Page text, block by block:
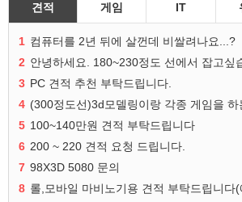
견적 게임 IT
1 컴퓨터를 2년 뒤에 살껀데 비쌀려나요...?
2 안녕하세요. 180~230정도 선에서 잡고싶
3 PC 견적 추천 부탁드립니다.
4
5 100~140만원 견적 부탁드립니다
6 200 ~ 220 견적 요청 드립니다.
7 98X3D 5080 문의
8 롤,모바일 마비노기용 견적 부탁드립니다